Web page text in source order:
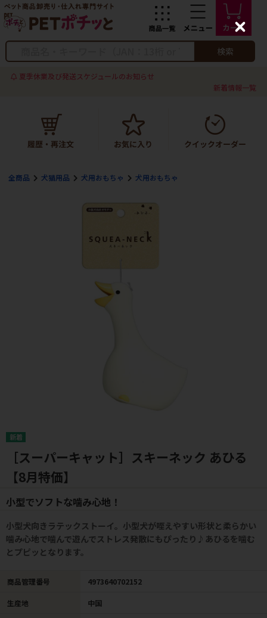
検索
夏季休業及び発送スケジュールのお知らせ
新着情報一覧
全商品 犬猫用品 犬用おもちゃ 犬用おもちゃ
［スーパーキャット］スキーネック あひる
【8月特価】
小型でソフトな噛み心地！
小型犬向きラテックストーイ。小型犬が咥えやすい形状と柔らかい
噛み心地で噛んで遊んでストレス発散にもぴったり♪あひるを噛む
とプピッとなります。
商品管理番号 4973640702152
生産地 中国
C
l
s